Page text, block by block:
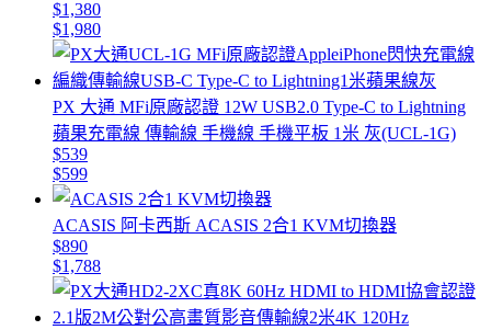
$1,380
$1,980
PX 大通 MFi原廠認證 12W USB2.0 Type-C to Lightning
蘋果充電線 傳輸線 手機線 手機平板 1米 灰(UCL-1G)
$539
$599
ACASIS 阿卡西斯 ACASIS 2合1 KVM切換器
$890
$1,788